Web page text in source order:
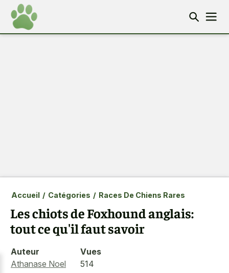
Accueil / Catégories / Races De Chiens Rares
Les chiots de Foxhound anglais:
tout ce qu'il faut savoir
Auteur
Athanase Noel
Vues
514